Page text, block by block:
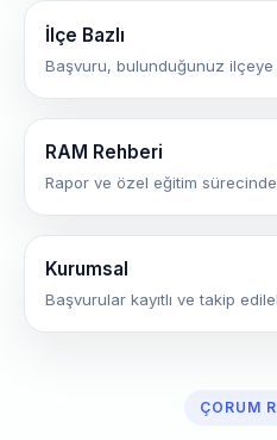
İlçe Bazlı
Başvuru, bulunduğunuz
RAM Rehberi
Rapor ve özel eğitim
Kurumsal
Başvurular kayıtlı ve takip
ÇORUM